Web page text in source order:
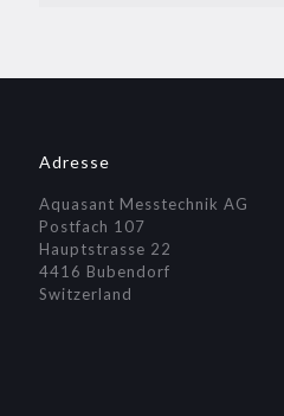
Adresse
Aquasant Messtechnik AG
Postfach 107
Hauptstrasse 22
4416 Bubendorf
Switzerland